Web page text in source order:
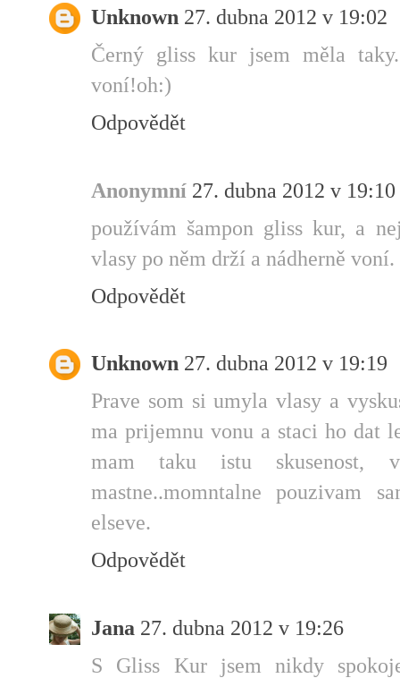
Unknown 27. dubna 2012 v 19:02
Černý gliss kur jsem měla
voní!oh:)
Odpovědět
Anonymní 27. dubna 2012 v 19:10
používám šampon gliss kur, a
vlasy po něm drží a nádherně voní.
Odpovědět
Unknown 27. dubna 2012 v 19:19
Prave som si umyla vlasy a
ma prijemnu vonu a staci ho dat
mam taku istu skusenost,
mastne..momntalne pouzivam
elseve.
Odpovědět
Jana 27. dubna 2012 v 19:26
S Gliss Kur jsem nikdy